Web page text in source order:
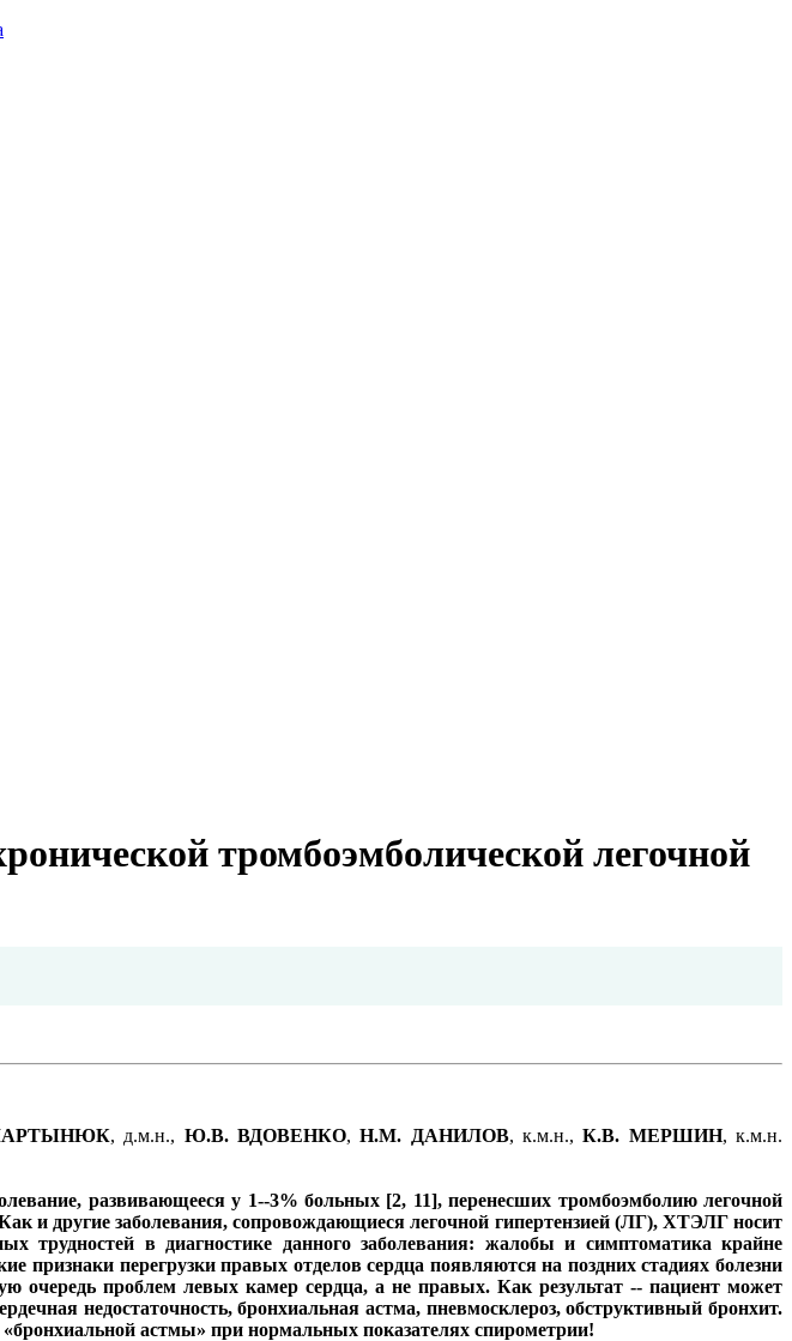
тромбоэмболической легочной
, д.м.н., Ю.В. ВДОВЕНКО,Н.М. ДАНИЛОВ, к.м.н.,К.В. МЕРШИН, к.м.н.
развивающееся у 1--3% больных [2, 11], перенесших тромбоэмболию легочной
и другие заболевания, сопровождающиеся легочной гипертензией (ЛГ), ХТЭЛГ носит
трудностей в диагностике данного заболевания: жалобы и симптоматика крайне
признаки перегрузки правых отделов сердца появляются на поздних стадиях болезни
очередь проблем левых камер сердца, а не правых. Как результат -- пациент может
недостаточность, бронхиальная астма, пневмосклероз, обструктивный бронхит.
астмы» при нормальных показателях спирометрии!